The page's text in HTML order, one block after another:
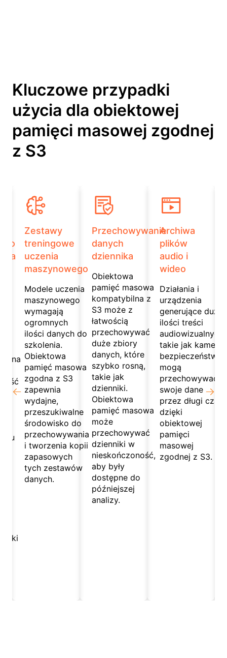
Kluczowe przypadki
użycia dla obiektowej
pamięci masowej zgodnej
z S3
do
pliki
Zestawy
treningowe
uczenia
maszynowego
Modele uczenia
maszynowego
wymagają
ogromnych
ilości danych do
szkolenia.
Obiektowa
pamięć masowa
zgodna z S3
zapewnia
wydajne,
przeszukiwalne
środowisko do
przechowywania
i tworzenia kopii
zapasowych
tych zestawów
danych.
Przechowywanie
danych
dziennika
Obiektowa
pamięć masowa
kompatybilna z
S3 może z
łatwością
przechowywać
duże zbiory
danych, które
szybko rosną,
takie jak
dzienniki.
Obiektowa
pamięć masowa
może
przechowywać
dzienniki w
nieskończoność,
aby były
dostępne do
późniejszej
analizy.
Archiwa
plików
audio i
wideo
Działania i
urządzenia
generujące duże
ilości treści
audiowizualnych,
takie jak kamery
bezpieczeństwa,
mogą
przechowywać
swoje dane
przez długi czas
dzięki
obiektowej
pamięci
masowej
zgodnej z S3.